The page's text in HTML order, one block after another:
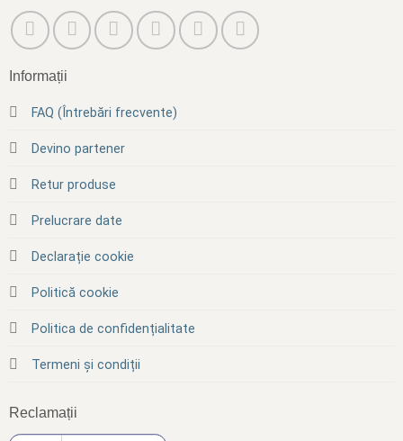
Informații
FAQ (Întrebări frecvente)
Devino partener
Retur produse
Prelucrare date
Declarație cookie
Politică cookie
Politica de confidențialitate
Termeni și condiții
Reclamații